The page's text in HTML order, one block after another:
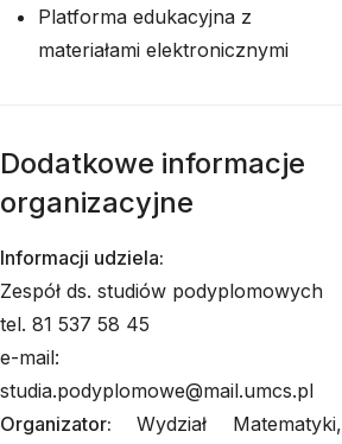
Platforma edukacyjna z
materiałami elektronicznymi
Dodatkowe informacje
organizacyjne
Informacji udziela:
Zespół ds. studiów podyplomowych
tel. 81 537 58 45
e-mail:
studia.podyplomowe@mail.umcs.pl
Organizator: Wydział Matematyki,